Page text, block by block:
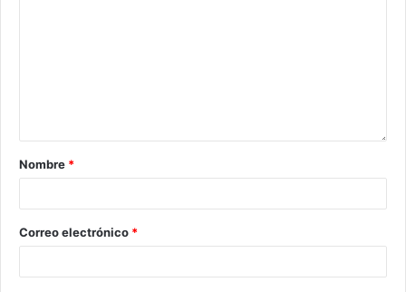
Nombre *
Correo electrónico *